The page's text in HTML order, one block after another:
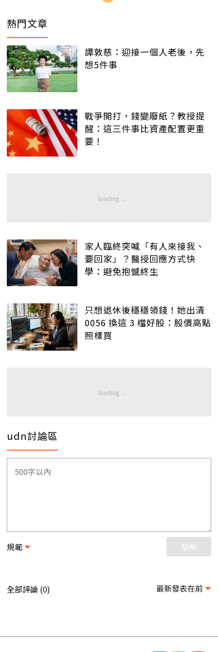
熱門文章
譚敦慈：迎接一個人老後，先
想5件事
戰爭開打，錢變廢紙？教授提
醒：這三件事比資產配置更重
要！
家人臨終突喊「有人來接我、
要回家」？醫授回應方式快
學：避免抱憾終生
只想退休後穩穩領錢！她出清
0056 換這 3 檔好股：股價高點
照樣買
udn討論區
規範 發布
全部評論 (0) 最新發表在前